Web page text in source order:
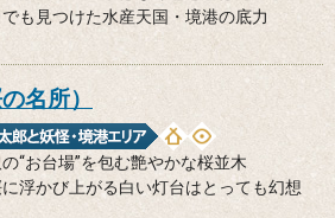
でも見つけた水産天国・境港の底力
名所）
“お台場”を包む艶やかな桜並木
浮かび上がる白い灯台はとっても幻想